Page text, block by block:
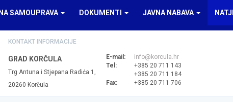
SAMOUPRAVA DOKUMENTI JAVNA NABAVA
KONTAKT INFORMACIJE
GRAD KORČULA
Trg Antuna i Stjepana Radića 1,
20260 Korčula
E-mail:
info@korcula.hr
Tel:
+385 20 711 143
+385 20 711 184
Fax:
+385 20 711 706